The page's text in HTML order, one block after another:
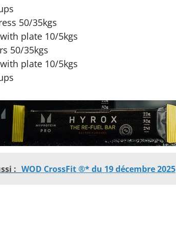
50/35kgs
plate 10/5kgs
50/35kgs
plate 10/5kgs
: WOD CrossFit ®* du 19 décembre 2025